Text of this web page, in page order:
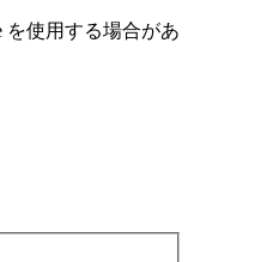
使⽤する場合があ